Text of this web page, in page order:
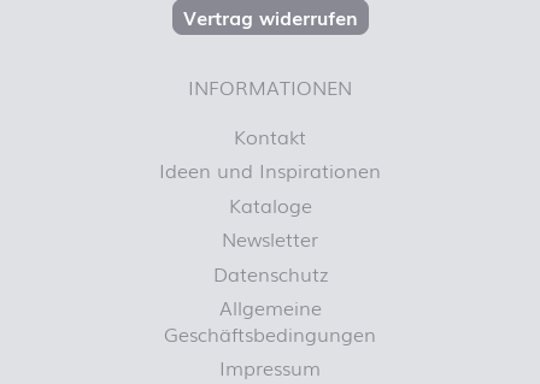
Vertrag widerrufen
INFORMATIONEN
Kontakt
Ideen und Inspirationen
Kataloge
Newsletter
Datenschutz
Allgemeine
Geschäftsbedingungen
Impressum